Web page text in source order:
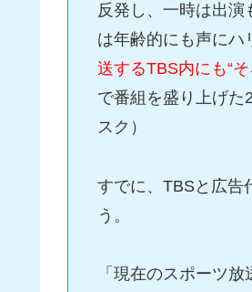
反発し、一時は出演
は年齢的にも声にハ
送するTBS内にも“
で番組を盛り上げた
スク）
すでに、TBSと広告
う。
「現在のスポーツ